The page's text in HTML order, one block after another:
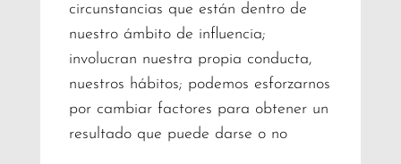
circunstancias que están dentro de
nuestro ámbito de influencia;
involucran nuestra propia conducta,
nuestros hábitos; podemos esforzarnos
por cambiar factores para obtener un
resultado que puede darse o no